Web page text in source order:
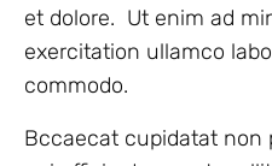
et dolore. Ut enim ad
exercitation ullamco
commodo.
Bccaecat cupidatat non